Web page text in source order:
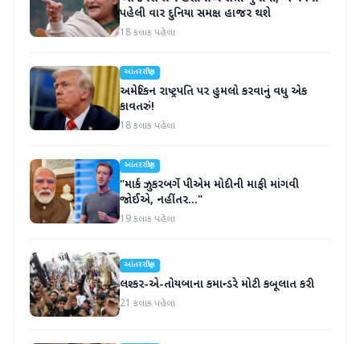
પહેલી વાર દુનિયા સમક્ષ હાજર થશે
18 કલાક પહેલા
આંતરરાષ્ટ્રીય
અમેરિકન રાષ્ટ્રપતિ પર હુમલો કરવાનું વધુ એક
કાવતરું!
18 કલાક પહેલા
આંતરરાષ્ટ્રીય
"માર્ક ઝુકરબર્ગે પીએમ મોદીની માફી માંગવી
જોઈએ, નહીંતર..."
19 કલાક પહેલા
આંતરરાષ્ટ્રીય
લશ્કર-એ-તોયબાના કમાન્ડરે મોટી કબૂલાત કરી
21 કલાક પહેલા